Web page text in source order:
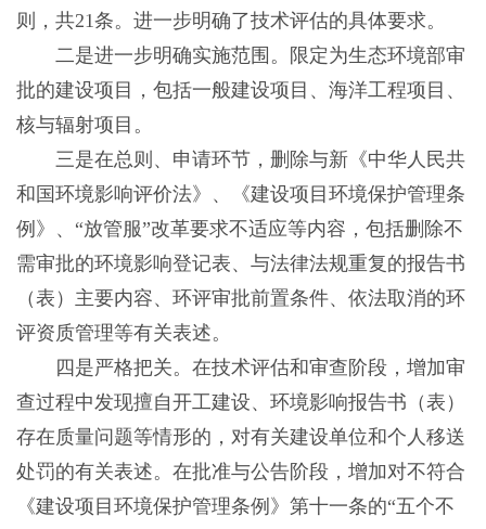
则，共21条。进一步明确了技术评估的具体要求。
二是进一步明确实施范围。限定为生态环境部审
批的建设项目，包括一般建设项目、海洋工程项目、
核与辐射项目。
三是在总则、申请环节，删除与新《中华人民共
和国环境影响评价法》、《建设项目环境保护管理条
例》、“放管服”改革要求不适应等内容，包括删除不
需审批的环境影响登记表、与法律法规重复的报告书
（表）主要内容、环评审批前置条件、依法取消的环
评资质管理等有关表述。
四是严格把关。在技术评估和审查阶段，增加审
查过程中发现擅自开工建设、环境影响报告书（表）
存在质量问题等情形的，对有关建设单位和个人移送
处罚的有关表述。在批准与公告阶段，增加对不符合
《建设项目环境保护管理条例》第十一条的“五个不